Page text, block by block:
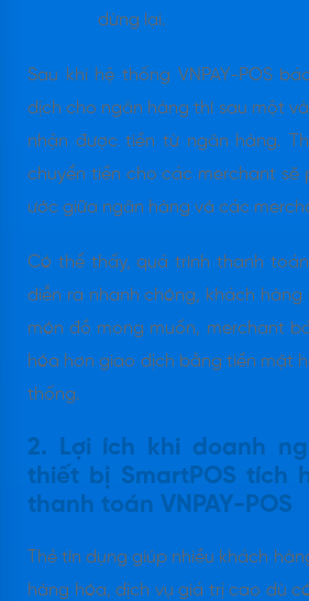
dừng lại.
Sau khi hệ thống VNPAY-POS
dịch cho ngân hàng thì sau một
nhận được tiền từ ngân hàng.
chuyển tiền cho các merchant sẽ
ước giữa ngân hàng và các
Có thể thấy, quá trình thanh
diễn ra nhanh chóng, khách
món đồ mong muốn, merchant
hóa hơn giao dịch bằng tiền mặt
thống.
2. Lợi ích khi doanh
thiết bị SmartPOS tích
thanh toán VNPAY-POS
Thẻ tín dụng giúp nhiều khách
hàng hóa, dịch vụ giá trị cao dù